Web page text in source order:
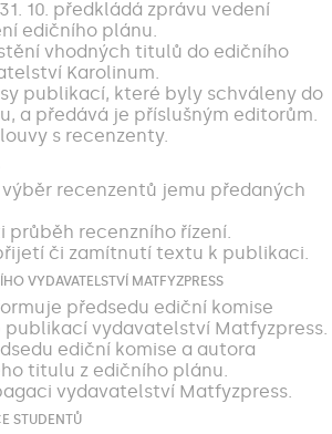
10. předkládá zprávu vedení
edičního plánu.
vhodných titulů do edičního
Karolinum.
publikací, které byly schváleny do
a předává je příslušným editorům.
s recenzenty.
recenzentů jemu předaných
průběh recenzního řízení.
či zamítnutí textu k publikaci.
VYDAVATELSTVÍ MATFYZPRESS
předsedu ediční komise
publikací vydavatelství Matfyzpress.
ediční komise a autora
titulu z edičního plánu.
vydavatelství Matfyzpress.
STUDENTŮ